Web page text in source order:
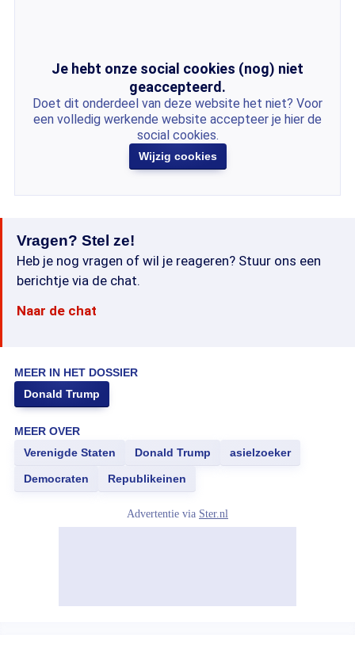
Je hebt onze social cookies (nog) niet
geaccepteerd.
Doet dit onderdeel van deze website het niet? Voor
een volledig werkende website accepteer je hier de
social cookies.
Wijzig cookies
Vragen? Stel ze!
Heb je nog vragen of wil je reageren? Stuur ons een
berichtje via de chat.
Naar de chat
MEER IN HET DOSSIER
Donald Trump
MEER OVER
Verenigde Staten
Donald Trump asielzoeker
Democraten Republikeinen
Advertentie via Ster.nl